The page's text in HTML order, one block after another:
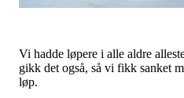
Vi hadde løpere i alle aldre
gikk det også, så vi fikk sanket
løp.